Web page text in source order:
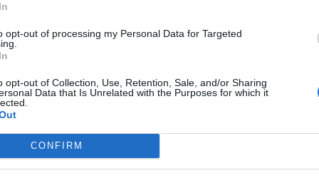
opt-out of processing my Personal Data for Targeted
opt-out of Collection, Use, Retention, Sale, and/or Sharing
Data that Is Unrelated with the Purposes for which it
CONFIRM
Mirė garsi lietuvių aktorė: „Jos vaidmenys išliks